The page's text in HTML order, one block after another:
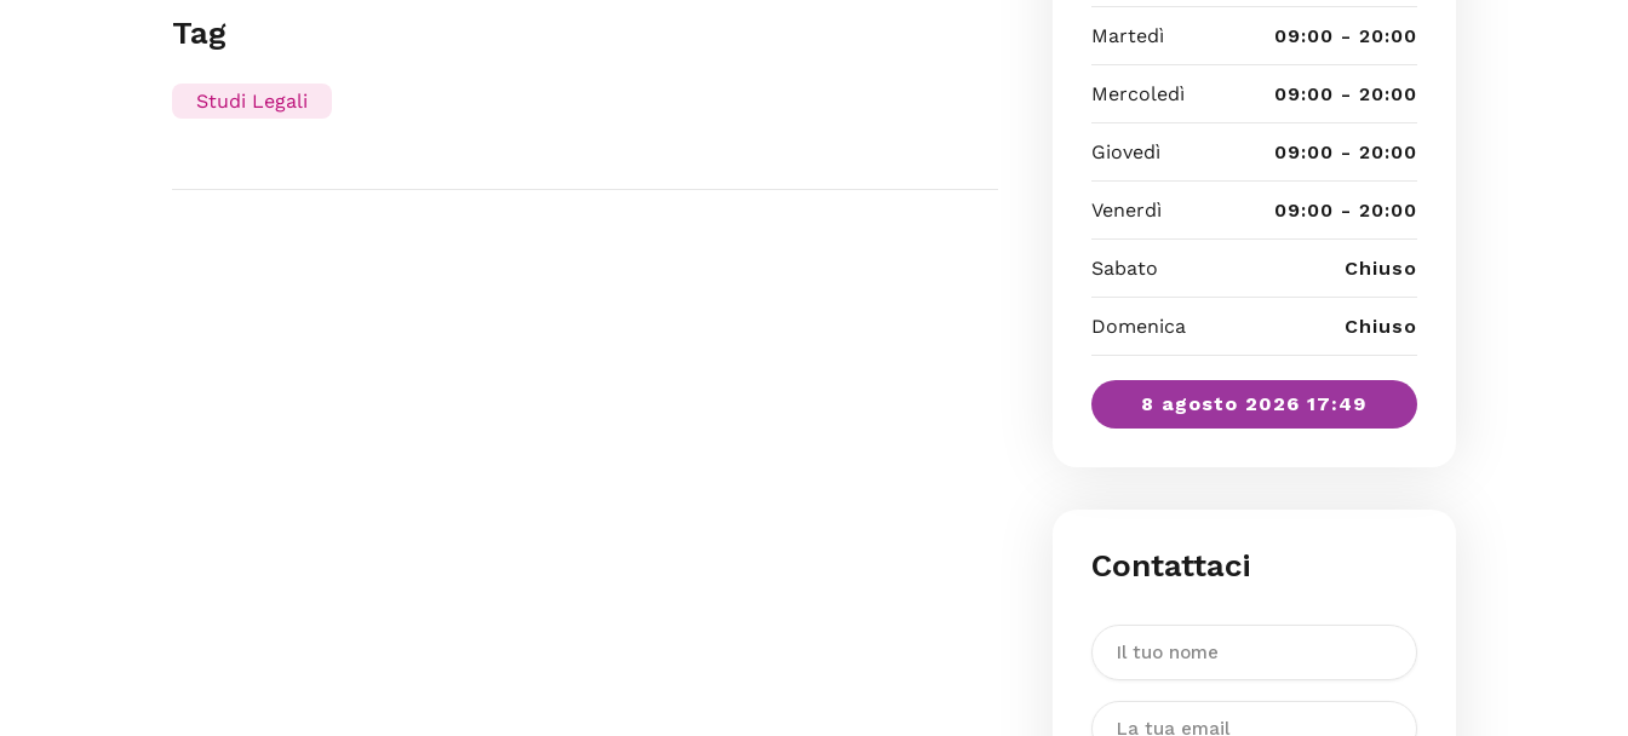
Tag
Studi Legali
Martedì 09:00 - 20:00
Mercoledì 09:00 - 20:00
Giovedì 09:00 - 20:00
Venerdì 09:00 - 20:00
Sabato Chiuso
Domenica Chiuso
8 agosto 2026 17:49
Contattaci